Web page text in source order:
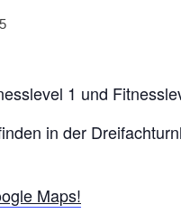
1 und
in der
Maps!